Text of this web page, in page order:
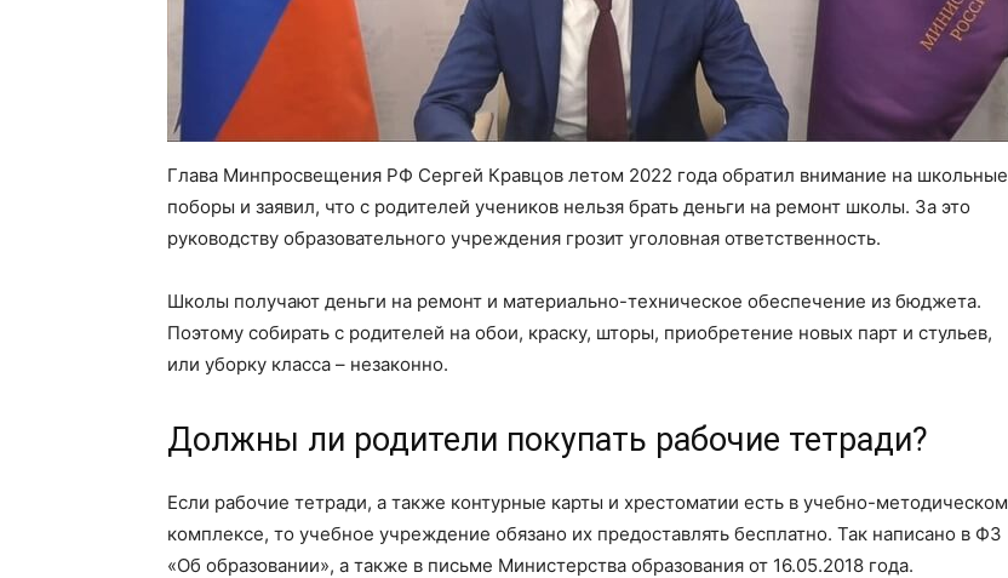
Глава Минпросвещения РФ Сергей Кравцов летом 2022 года обратил внимание на школьные
поборы и заявил, что с родителей учеников нельзя брать деньги на ремонт школы. За это
руководству образовательного учреждения грозит уголовная ответственность.
Школы получают деньги на ремонт и материально-техническое обеспечение из бюджета.
Поэтому собирать с родителей на обои, краску, шторы, приобретение новых парт и стульев,
или уборку класса – незаконно.
Должны ли родители покупать рабочие тетради?
Если рабочие тетради, а также контурные карты и хрестоматии есть в учебно-методическом
комплексе, то учебное учреждение обязано их предоставлять бесплатно. Так написано в ФЗ
«Об образовании», а также в письме Министерства образования от 16.05.2018 года.